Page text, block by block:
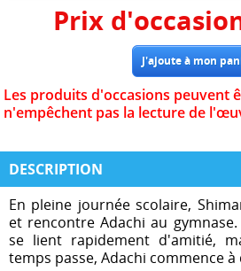
Prix
Les produits d'occasions peuvent
n'empêchent pas la lecture de
DESCRIPTION
En pleine journée scolaire,
et rencontre Adachi au
se lient rapidement d'amitié,
temps passe, Adachi commence à